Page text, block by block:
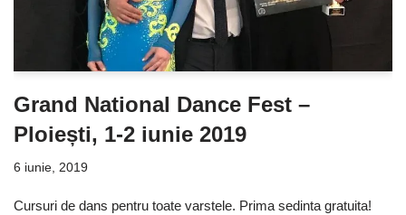
Grand National Dance Fest –
Ploiești, 1-2 iunie 2019
6 iunie, 2019
Cursuri de dans pentru toate varstele. Prima sedinta gratuita!